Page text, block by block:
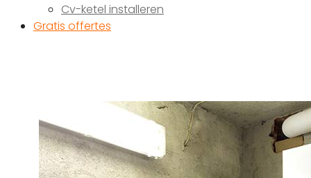
Cv-ketel installeren
Gratis offertes